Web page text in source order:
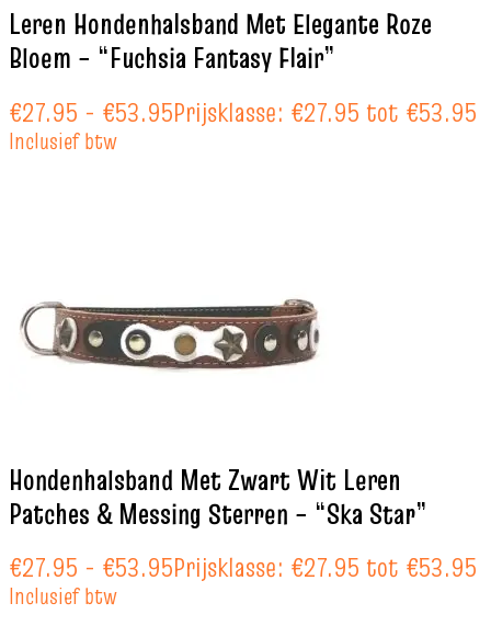
Leren Hondenhalsband Met Elegante Roze
Bloem – “Fuchsia Fantasy Flair”
€27.95 - €53.95Prijsklasse: €27.95 tot €53.95
Inclusief btw
Hondenhalsband Met Zwart Wit Leren
Patches & Messing Sterren – “Ska Star”
€27.95 - €53.95Prijsklasse: €27.95 tot €53.95
Inclusief btw